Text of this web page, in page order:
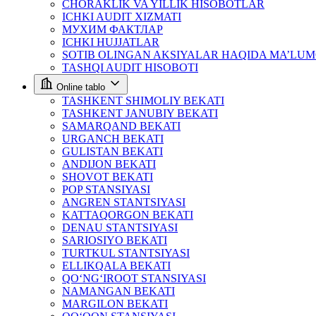
CHORAKLIK VA YILLIK HISOBOTLAR
ICHKI AUDIT XIZMATI
МУХИМ ФАКТЛАР
ICHKI HUJJATLAR
SOTIB OLINGAN AKSIYALAR HAQIDA
TASHQI AUDIT HISOBOTI
Online tablo
TASHKENT SHIMOLIY BEKATI
TASHKENT JANUBIY BEKATI
SAMARQAND BEKATI
URGANCH BEKATI
GULISTAN BEKATI
ANDIJON BEKATI
SHOVOT BEKATI
POP STANSIYASI
ANGREN STANTSIYASI
KATTAQORGON BEKATI
DENAU STANTSIYASI
SARIOSIYO BEKATI
TURTKUL STANTSIYASI
ELLIKQALA BEKATI
QO‘NG‘IROOT STANSIYASI
NAMANGAN BEKATI
MARGILON BEKATI